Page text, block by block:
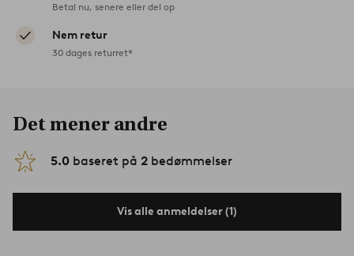
Betal nu, senere eller del op
Nem retur
30 dages returret*
Det mener andre
5.0 baseret på 2 bedømmelser
Vis alle anmeldelser (1)